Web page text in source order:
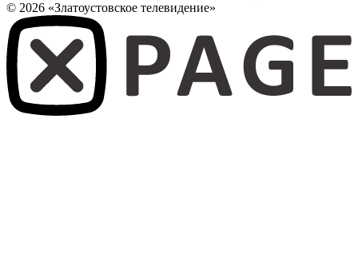
© 2026 «Златоустовское телевидение»